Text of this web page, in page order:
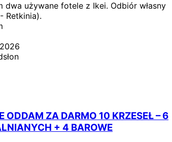
dwa używane fotele z Ikei. Odbiór własny
Retkinia).
ODDAM ZA DARMO 10 KRZESEŁ – 6
+ 4 BAROWE